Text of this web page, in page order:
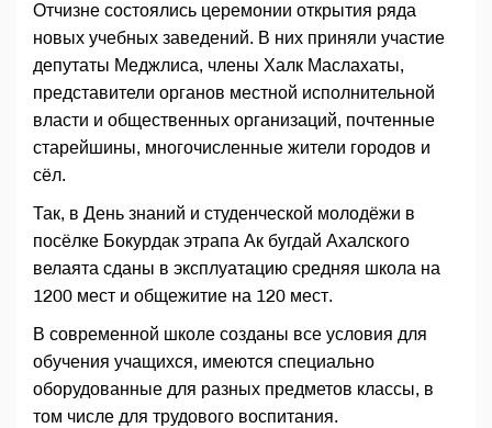
Отчизне состоялись церемонии открытия ряда
новых учебных заведений. В них приняли участие
депутаты Меджлиса, члены Халк Маслахаты,
представители органов местной исполнительной
власти и общественных организаций, почтенные
старейшины, многочисленные жители городов и
сёл.
Так, в День знаний и студенческой молодёжи в
посёлке Бокурдак этрапа Ак бугдай Ахалского
велаята сданы в эксплуатацию средняя школа на
1200 мест и общежитие на 120 мест.
В современной школе созданы все условия для
обучения учащихся, имеются специально
оборудованные для разных предметов классы, в
том числе для трудового воспитания.